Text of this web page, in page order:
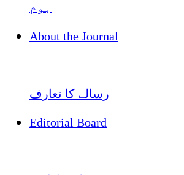
ہوم
About the Journal
رسالے کا تعارف
Editorial Board